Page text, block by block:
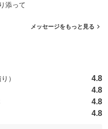
添って
メッセージをもっと見る
中）
） 4.8
4.8
4.8
4.8